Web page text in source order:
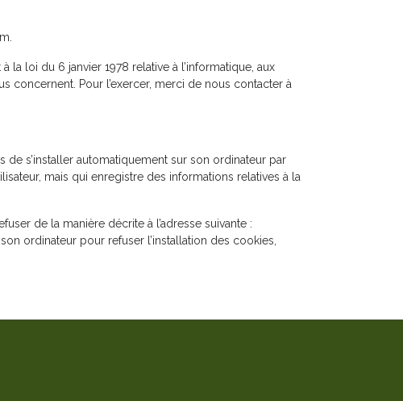
loi du 6 janvier 1978 relative à l’informatique, aux
concernent. Pour l’exercer, merci de nous contacter à
de s’installer automatiquement sur son ordinateur par
mais qui enregistre des informations relatives à la
de la manière décrite à l’adresse suivante :
ordinateur pour refuser l’installation des cookies,